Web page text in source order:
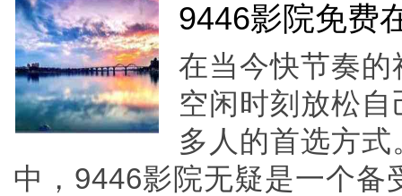
9446影院免费
在当今快节奏
空闲时刻放松
多人的首选方
中，9446影院无疑是一个